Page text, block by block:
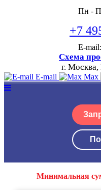
Пн -
+7
E-mail:
Схема
г.
E-mail Max
Минимальная